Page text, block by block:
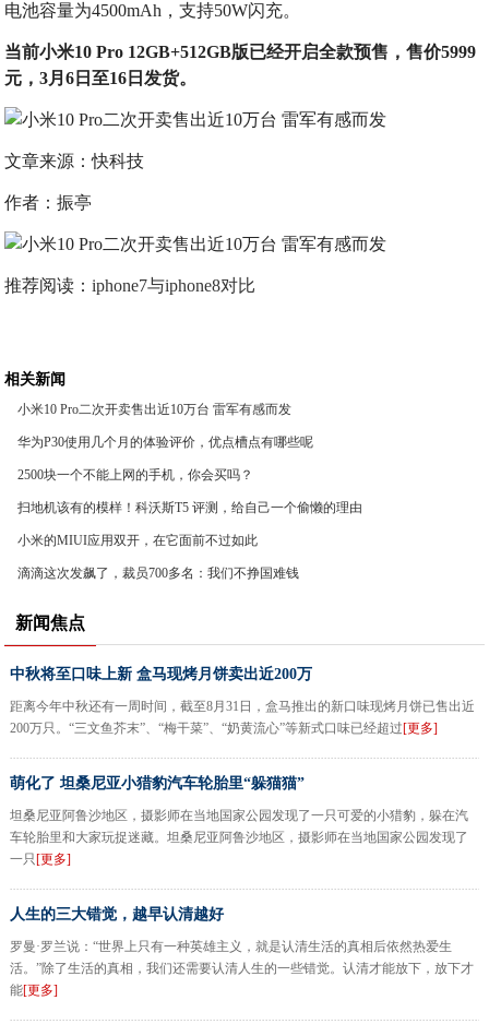
电池容量为4500mAh，支持50W闪充。
当前小米10 Pro 12GB+512GB版已经开启全款预售，售价5999
元，3月6日至16日发货。
文章来源：快科技
作者：振亭
推荐阅读：iphone7与iphone8对比
相关新闻
小米10 Pro二次开卖售出近10万台 雷军有感而发
华为P30使用几个月的体验评价，优点槽点有哪些呢
2500块一个不能上网的手机，你会买吗？
扫地机该有的模样！科沃斯T5 评测，给自己一个偷懒的理由
小米的MIUI应用双开，在它面前不过如此
滴滴这次发飙了，裁员700多名：我们不挣国难钱
新闻焦点
中秋将至口味上新 盒马现烤月饼卖出近200万
距离今年中秋还有一周时间，截至8月31日，盒马推出的新口味现烤月饼已售出近
200万只。“三文鱼芥末”、“梅干菜”、“奶黄流心”等新式口味已经超过[更多]
萌化了 坦桑尼亚小猎豹汽车轮胎里“躲猫猫”
坦桑尼亚阿鲁沙地区，摄影师在当地国家公园发现了一只可爱的小猎豹，躲在汽
车轮胎里和大家玩捉迷藏。坦桑尼亚阿鲁沙地区，摄影师在当地国家公园发现了
一只 [更多]
人生的三大错觉，越早认清越好
罗曼·罗兰说：“世界上只有一种英雄主义，就是认清生活的真相后依然热爱生
活。”除了生活的真相，我们还需要认清人生的一些错觉。认清才能放下，放下才
能[更多]